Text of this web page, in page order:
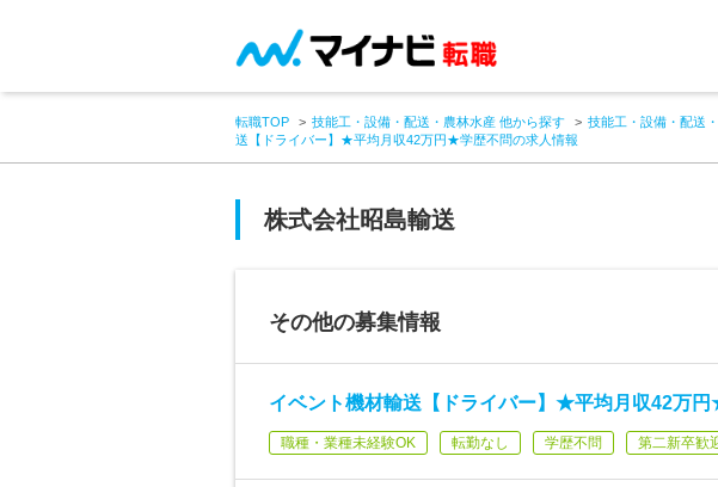
転職TOP 技能工・設備・配送・農林水産 他から探す 技能工・設備・配送
送【ドライバー】★平均月収42万円★学歴不問の求人情報
株式会社昭島輸送
その他の募集情報
イベント機材輸送【ドライバー】★平均月収42万
職種・業種未経験OK 転勤なし 学歴不問 第二新卒歓